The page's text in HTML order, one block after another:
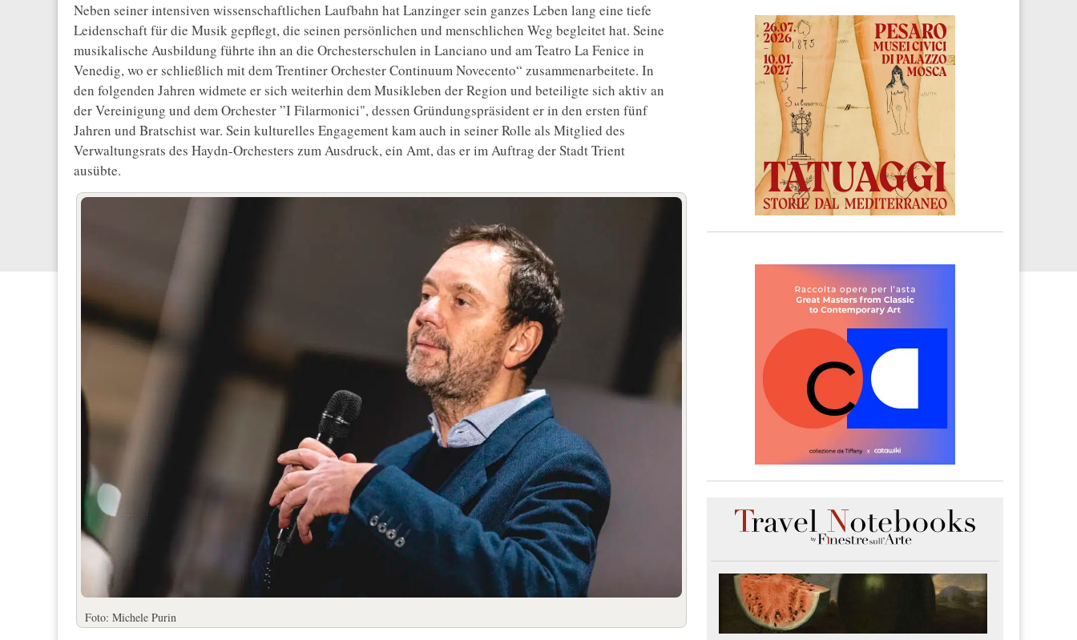
Neben seiner intensiven wissenschaftlichen Laufbahn hat Lanzinger sein ganzes Leben lang eine tiefe
Leidenschaft für die Musik gepflegt, die seinen persönlichen und menschlichen Weg begleitet hat. Seine
musikalische Ausbildung führte ihn an die Orchesterschulen in Lanciano und am Teatro La Fenice in
Venedig, wo er schließlich mit dem Trentiner Orchester Continuum Novecento“ zusammenarbeitete. In
den folgenden Jahren widmete er sich weiterhin dem Musikleben der Region und beteiligte sich aktiv an
der Vereinigung und dem Orchester ”I Filarmonici", dessen Gründungspräsident er in den ersten fünf
Jahren und Bratschist war. Sein kulturelles Engagement kam auch in seiner Rolle als Mitglied des
Verwaltungsrats des Haydn-Orchesters zum Ausdruck, ein Amt, das er im Auftrag der Stadt Trient
ausübte.
Foto: Michele Purin